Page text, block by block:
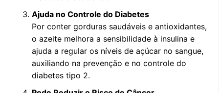
Ajuda no Controle do Diabetes
Por conter gorduras saudáveis e antioxidantes,
o azeite melhora a sensibilidade à insulina e
ajuda a regular os níveis de açúcar no sangue,
auxiliando na prevenção e no controle do
diabetes tipo 2.